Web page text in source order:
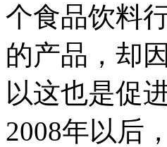
个食品饮料
的产品，却
以这也是促
2008年以后